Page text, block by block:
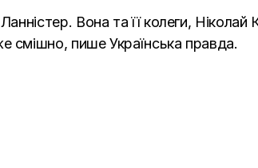
Вона та її колеги, Ніколай
смішно, пишеУкраїнська правда.